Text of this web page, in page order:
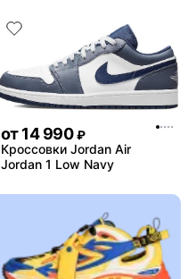
от14 990 ₽
Кроссовки Jordan Air
Jordan 1 Low Navy